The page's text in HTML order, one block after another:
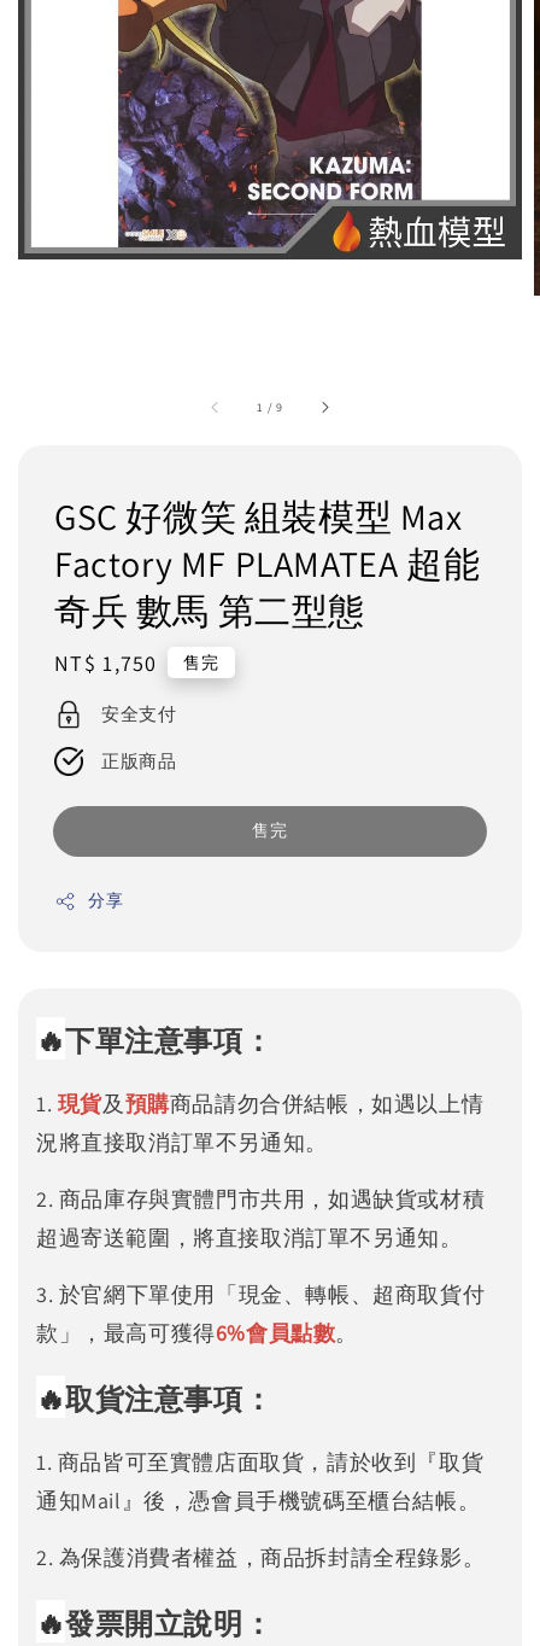
1 /9
GSC 好微笑 組裝模型 Max
Factory MF PLAMATEA 超能
奇兵 數馬 第二型態
Regular
price
NT$ 1,750 售完
安全支付
正版商品
售完
分享
🔥下單注意事項：
1. 現貨及預購商品請勿合併結帳，如遇以上情
況將直接取消訂單不另通知。
2. 商品庫存與實體門市共用，如遇缺貨或材積
超過寄送範圍，將直接取消訂單不另通知。
3. 於官網下單使用「現金、轉帳、超商取貨付
款」，最高可獲得6%會員點數。
🔥取貨注意事項：
1. 商品皆可至實體店面取貨，請於收到『取貨
通知Mail』後，憑會員手機號碼至櫃台結帳。
2. 為保護消費者權益，商品拆封請全程錄影。
🔥發票開立說明：